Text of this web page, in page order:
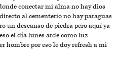
conectar mi alma no hay dios
al cementerio no hay paraguas
un descanso de piedra pero aquí ya
el día lunes arde como luz
hombre por eso le doy refresh a mi